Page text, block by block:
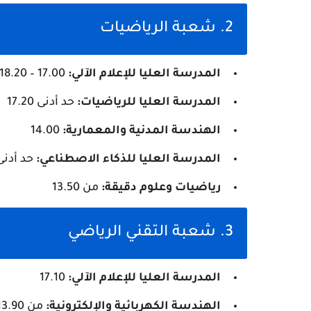
2. شعبة الرياضيات
المدرسة العليا للإعلام الآلي:
المدرسة العليا للرياضيات: حد أدنى 17.20
الهندسة المدنية والمعمارية:
المدرسة العليا للذكاء الاصطناعي: حد أدنى
رياضيات وعلوم دقيقة: من 13.50
3. شعبة التقني الرياضي
المدرسة العليا للإعلام الآلي:
الهندسة الكهربائية والإلكترونية: من 13.90